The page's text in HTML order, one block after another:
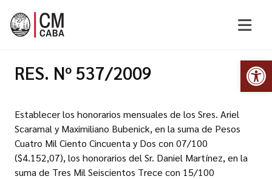
RES. Nº 537/2009
Establecer los honorarios mensuales de los Sres. Ariel
Scaramal y Maximiliano Bubenick, en la suma de Pesos
Cuatro Mil Ciento Cincuenta y Dos con 07/100
($4.152,07), los honorarios del Sr. Daniel Martínez, en la
suma de Tres Mil Seiscientos Trece con 15/100